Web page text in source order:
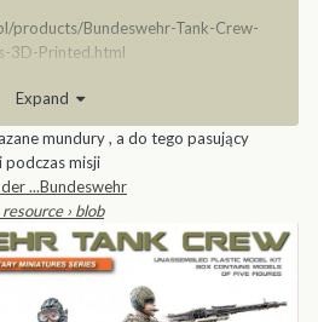
products/Bundeswehr-Tank-Crew-
3D-Printed.html
te przerobić albo jakie inne figurki
2 a4 z 2002 roku ?
Expand
mundury , a do tego pasujący
podczas misji
...Bundeswehr
› blob